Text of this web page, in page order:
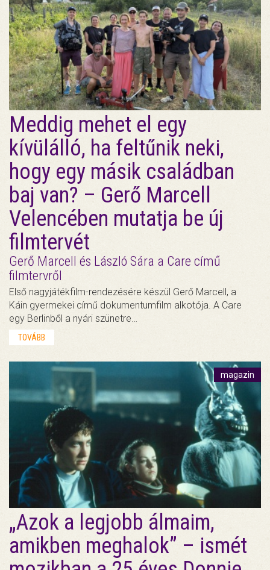
Meddig mehet el egy
kívülálló, ha feltűnik neki,
hogy egy másik családban
baj van? – Gerő Marcell
Velencében mutatja be új
filmtervét
Gerő Marcell és László Sára a Care című
filmtervről
Első nagyjátékfilm-rendezésére készül Gerő Marcell, a
Káin gyermekei című dokumentumfilm alkotója. A Care
egy Berlinből a nyári szünetre…
TOVÁBB
magazin
„Azok a legjobb álmaim,
amikben meghalok” – ismét